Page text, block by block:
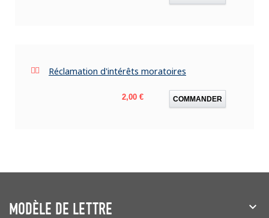
Réclamation d'intérêts moratoires
Prix
2,00 € COMMANDER
MODÈLE DE LETTRE